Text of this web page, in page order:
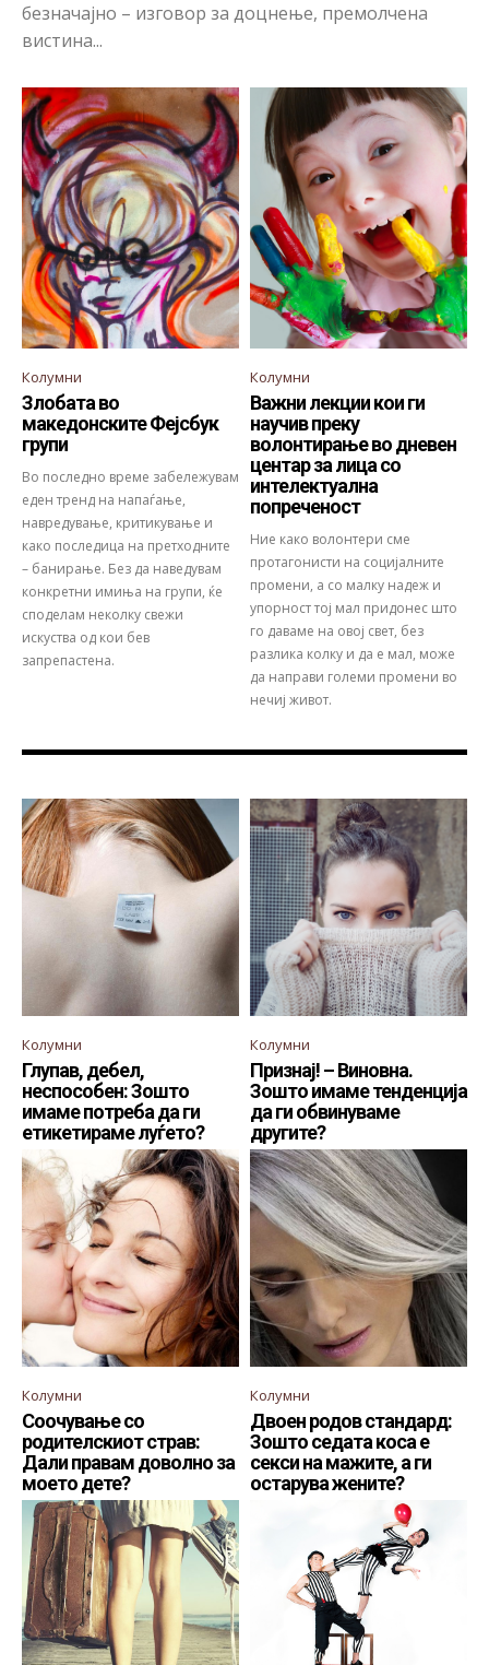
безначајно – изговор за доцнење, премолчена
вистина...
Колумни
Злобата во
македонските Фејсбук
групи
Во последно време забележувам
еден тренд на напаѓање,
навредување, критикување и
како последица на претходните
– банирање. Без да наведувам
конкретни имиња на групи, ќе
споделам неколку свежи
искуства од кои бев
запрепастена.
Колумни
Важни лекции кои ги
научив преку
волонтирање во дневен
центар за лица со
интелектуална
попреченост
Ние како волонтери сме
протагонисти на социјалните
промени, а со малку надеж и
упорност тој мал придонес што
го даваме на овој свет, без
разлика колку и да е мал, може
да направи големи промени во
нечиј живот.
Колумни
Глупав, дебел,
неспособен: Зошто
имаме потреба да ги
етикетираме луѓето?
Колумни
Признај! – Виновна.
Зошто имаме тенденција
да ги обвинуваме
другите?
Колумни
Соочување со
родителскиот страв:
Дали правам доволно за
моето дете?
Колумни
Двоен родов стандард:
Зошто седата коса е
секси на мажите, а ги
остарува жените?